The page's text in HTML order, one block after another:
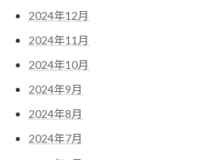
2024年12月
2024年11月
2024年10月
2024年9月
2024年8月
2024年7月